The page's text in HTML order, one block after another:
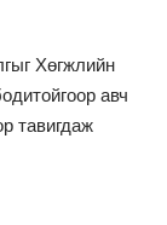
Хөгжлийн
авч
тавигдаж